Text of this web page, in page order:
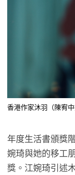
香港作家沐羽（陳宥中
年度生活書頒獎
婉琦與她的移工
獎。江婉琦引述